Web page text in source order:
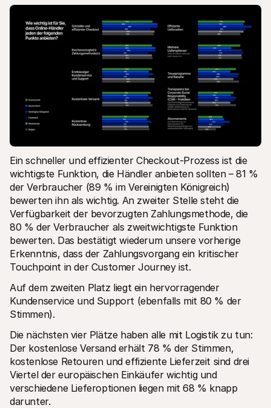
Ein schneller und effizienter Checkout-Prozess ist die
wichtigste Funktion, die Händler anbieten sollten – 81 %
der Verbraucher (89 % im Vereinigten Königreich)
bewerten ihn als wichtig. An zweiter Stelle steht die
Verfügbarkeit der bevorzugten Zahlungsmethode, die
80 % der Verbraucher als zweitwichtigste Funktion
bewerten. Das bestätigt wiederum unsere vorherige
Erkenntnis, dass der Zahlungsvorgang ein kritischer
Touchpoint in der Customer Journey ist.
Auf dem zweiten Platz liegt ein hervorragender
Kundenservice und Support (ebenfalls mit 80 % der
Stimmen).
Die nächsten vier Plätze haben alle mit Logistik zu tun:
Der kostenlose Versand erhält 78 % der Stimmen,
kostenlose Retouren und effiziente Lieferzeit sind drei
Viertel der europäischen Einkäufer wichtig und
verschiedene Lieferoptionen liegen mit 68 % knapp
darunter.